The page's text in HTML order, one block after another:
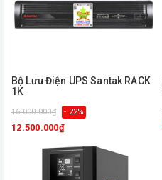
Bộ Lưu Điện UPS Santak RACK
1K
16.000.000₫ - 22%
12.500.000₫